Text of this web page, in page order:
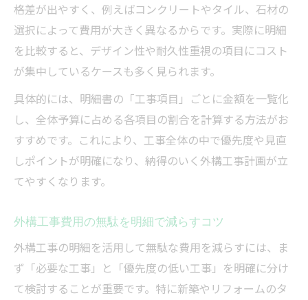
格差が出やすく、例えばコンクリートやタイル、石材の
選択によって費用が大きく異なるからです。実際に明細
を比較すると、デザイン性や耐久性重視の項目にコスト
が集中しているケースも多く見られます。
具体的には、明細書の「工事項目」ごとに金額を一覧化
し、全体予算に占める各項目の割合を計算する方法がお
すすめです。これにより、工事全体の中で優先度や見直
しポイントが明確になり、納得のいく外構工事計画が立
てやすくなります。
外構工事費用の無駄を明細で減らすコツ
外構工事の明細を活用して無駄な費用を減らすには、ま
ず「必要な工事」と「優先度の低い工事」を明確に分け
て検討することが重要です。特に新築やリフォームのタ